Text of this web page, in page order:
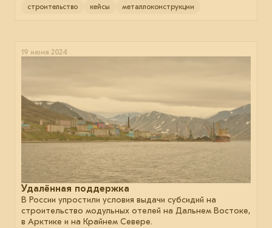
строительство кейсы металлоконструкции
19 июня 2024
Удалённая поддержка
В России упростили условия выдачи субсидий на
строительство модульных отелей на Дальнем Востоке,
в Арктике и на Крайнем Севере.